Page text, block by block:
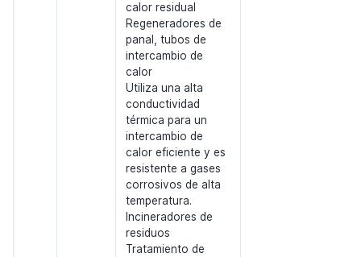
calor residual
Regeneradores de
panal, tubos de
intercambio de
calor
Utiliza una alta
conductividad
térmica para un
intercambio de
calor eficiente y es
resistente a gases
corrosivos de alta
temperatura.
Incineradores de
residuos
Tratamiento de